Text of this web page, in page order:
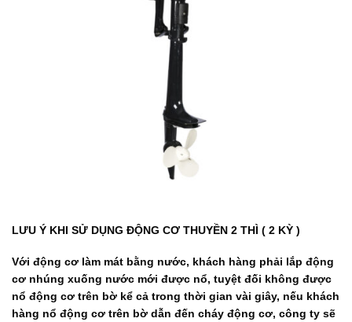
LƯU Ý KHI SỬ DỤNG ĐỘNG CƠ THUYỀN 2 THÌ ( 2 KỲ )
Với động cơ làm mát bằng nước, khách hàng phải lắp động
cơ nhúng xuống nước mới được nổ, tuyệt đối không được
nổ động cơ trên bờ kể cả trong thời gian vài giây, nếu khách
hàng nổ động cơ trên bờ dẫn đến cháy động cơ, công ty sẽ